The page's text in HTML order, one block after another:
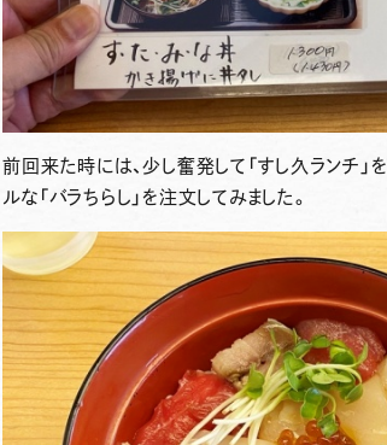
前回来た時には、少し奮発して「すし久ランチ」
ルな 「バラちらし」を注文してみました。